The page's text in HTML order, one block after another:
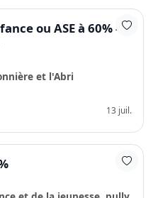
ou ASE à 60% -
et l'Abri
13 juil.